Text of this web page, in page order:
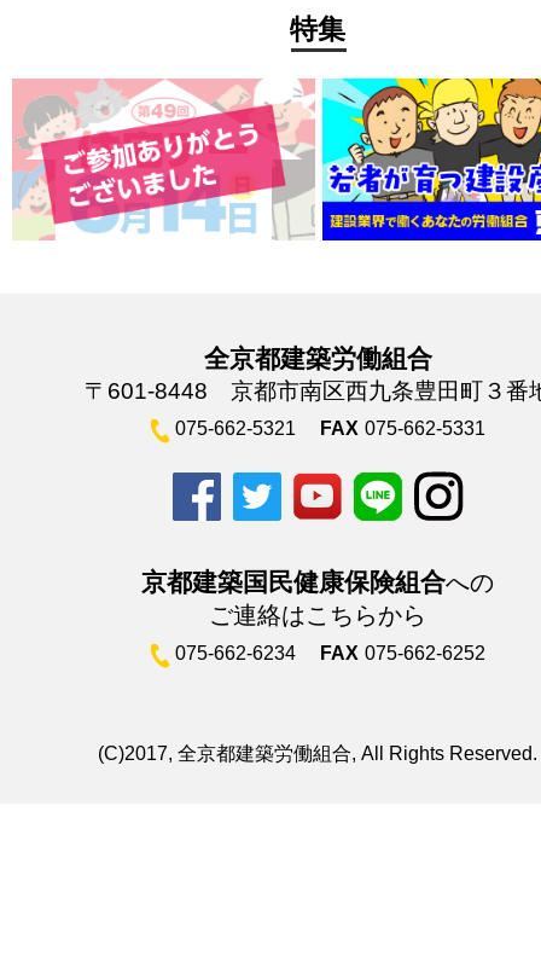
特集
全京都建築労働組合
〒601-8448 京都市南区西九条豊田町３番
075-662-5321 FAX 075-662-5331
京都建築国民健康保険組合への
ご連絡はこちらから
075-662-6234 FAX 075-662-6252
(C)2017, 全京都建築労働組合, All Rights Reserved.